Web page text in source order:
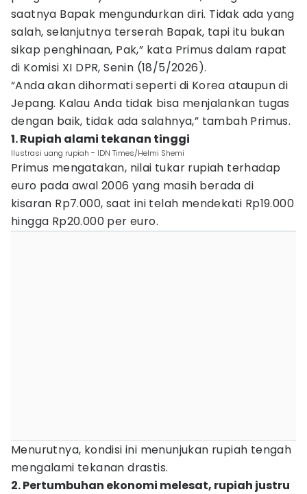
saatnya Bapak mengundurkan diri. Tidak ada yang
salah, selanjutnya terserah Bapak, tapi itu bukan
sikap penghinaan, Pak,” kata Primus dalam rapat
di Komisi XI DPR, Senin (18/5/2026).
“Anda akan dihormati seperti di Korea ataupun di
Jepang. Kalau Anda tidak bisa menjalankan tugas
dengan baik, tidak ada salahnya,” tambah Primus.
1. Rupiah alami tekanan tinggi
Ilustrasi uang rupiah - IDN Times/Helmi Shemi
Primus mengatakan, nilai tukar rupiah terhadap
euro pada awal 2006 yang masih berada di
kisaran Rp7.000, saat ini telah mendekati Rp19.000
hingga Rp20.000 per euro.
Menurutnya, kondisi ini menunjukan rupiah tengah
mengalami tekanan drastis.
2. Pertumbuhan ekonomi melesat, rupiah justru